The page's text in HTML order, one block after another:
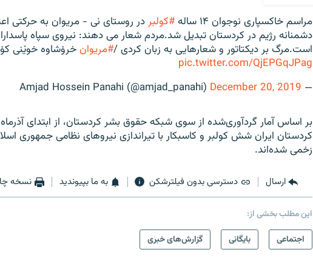
مراسم خاکسپاری نوجوان ۱۴ ساله #کولبر در روستای نی - مریوان به حرکتی
دشمنانه رژیم در کردستان تبدیل شد.مردم شعار می دهند: نیروی سپاه
است.مرگ بر دیکتاتور و شعارهایی به زبان کردی /#مریوانخرۆشاوه خوێنی
pic.twitter.com/QjEPGqJPag
— Amjad Hossein Panahi (@amjad_panahi)
December 20, 2019
بر اساس آمار گردآوری‌شده از سوی شبکه حقوق بشر کردستان، از ابتدای
زخمی شده‌اند.
ارسال دسترسی بدون فیلترشکن به ما بپیوندید نسخه
این مطلب بخشی از:
اجتماعی
بایگانی گزارش‌های خبری